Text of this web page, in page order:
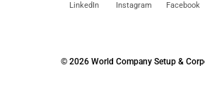
LinkedIn Instagram Facebook
© 2026 World Company Setup &